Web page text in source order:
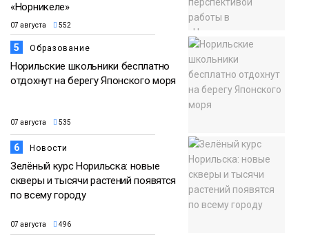
«Норникеле»
07 августа 552
5 Образование
Норильские школьники бесплатно
отдохнут на берегу Японского моря
07 августа 535
6 Новости
Зелёный курс Норильска: новые
скверы и тысячи растений появятся
по всему городу
07 августа 496